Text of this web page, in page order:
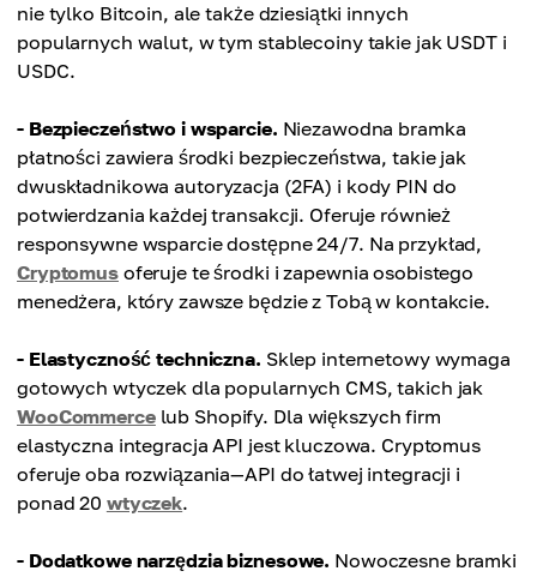
nie tylko Bitcoin, ale także dziesiątki innych
popularnych walut, w tym stablecoiny takie jak USDT i
USDC.
- Bezpieczeństwo i wsparcie. Niezawodna bramka
płatności zawiera środki bezpieczeństwa, takie jak
dwuskładnikowa autoryzacja (2FA) i kody PIN do
potwierdzania każdej transakcji. Oferuje również
responsywne wsparcie dostępne 24/7. Na przykład,
Cryptomusoferuje te środki i zapewnia osobistego
menedżera, który zawsze będzie z Tobą w kontakcie.
- Elastyczność techniczna. Sklep internetowy wymaga
gotowych wtyczek dla popularnych CMS, takich jak
WooCommercelub Shopify. Dla większych firm
elastyczna integracja API jest kluczowa. Cryptomus
oferuje oba rozwiązania—API do łatwej integracji i
ponad 20 wtyczek.
- Dodatkowe narzędzia biznesowe. Nowoczesne bramki